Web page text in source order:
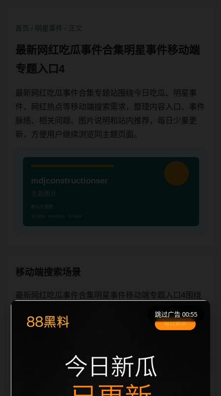
首页 明星事件
最新网红吃瓜事件合集明星事件移动端
专题入口4
最新网红吃瓜事件合集专题站围绕今日吃瓜、明星事
件、网红热点等移动端搜索需求，整理内容入口、事件
脉络、相关问题、图片说明和站内推荐，每日少量更
新，方便用户继续浏览同主题页面。
移动端搜索场景
最新网红吃瓜事件合集明星事件移动端专题入口4围绕
端浏览习惯整理标题、描述、图片和站内推荐。用户进
续浏览。本页强调内容归集和主题一致性，避免无关关
键词堆砌，也避免多个站点同步发布完全相同的标题。
图片说明、文件名、alt 和 title 均围绕主关键词、栏目
跳过广告 00:55